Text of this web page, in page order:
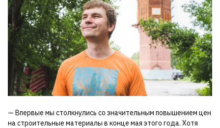
— Впервые мы столкнулись со значительным повышением цен
на строительные материалы в конце мая этого года. Хотя